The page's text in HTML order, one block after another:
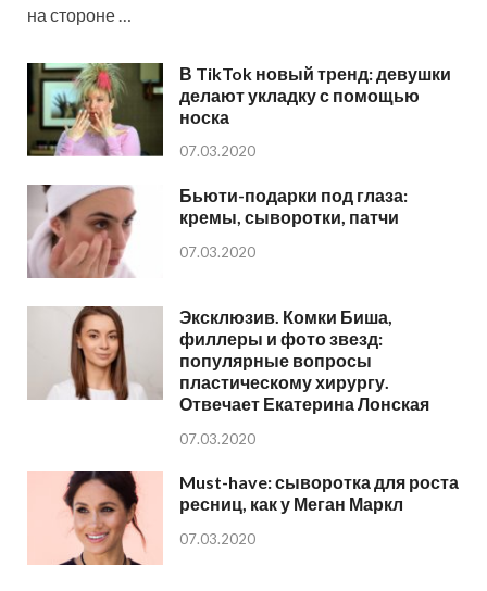
на стороне …
В TikTok новый тренд: девушки
делают укладку с помощью
носка
07.03.2020
Бьюти-подарки под глаза:
кремы, сыворотки, патчи
07.03.2020
Эксклюзив. Комки Биша,
филлеры и фото звезд:
популярные вопросы
пластическому хирургу.
Отвечает Екатерина Лонская
07.03.2020
Must-have: сыворотка для роста
ресниц, как у Меган Маркл
07.03.2020